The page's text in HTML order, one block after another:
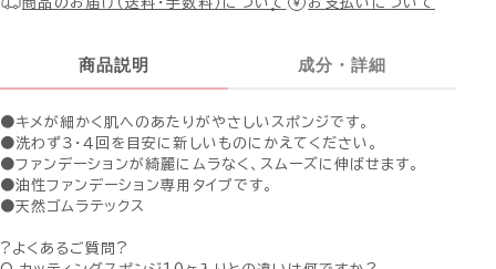
商品説明 成分・詳細
●キメが細かく肌へのあたりがやさしいスポンジです。
●洗わず３・４回を目安に新しいものにかえてください。
●ファンデーションが綺麗にムラなく、スムーズに伸ばせます。
●油性ファンデーション専用タイプです。
●天然ゴムラテックス
?よくあるご質問?